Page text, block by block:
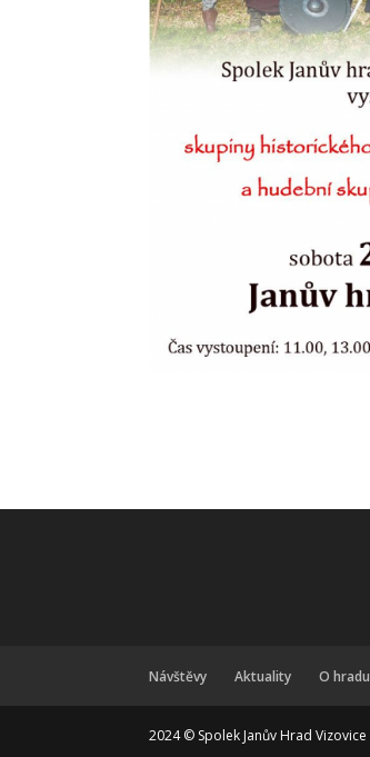
Návštěvy Aktuality O hradu
2024 © Spolek Janův Hrad Vizovice